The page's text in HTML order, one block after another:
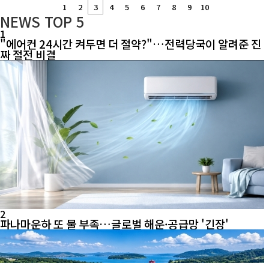
1 2 3 4 5 6 7 8 9 10
NEWS TOP 5
1
"에어컨 24시간 켜두면 더 절약?"…전력당국이 알려준 진
짜 절전 비결
2
파나마운하 또 물 부족…글로벌 해운·공급망 '긴장'